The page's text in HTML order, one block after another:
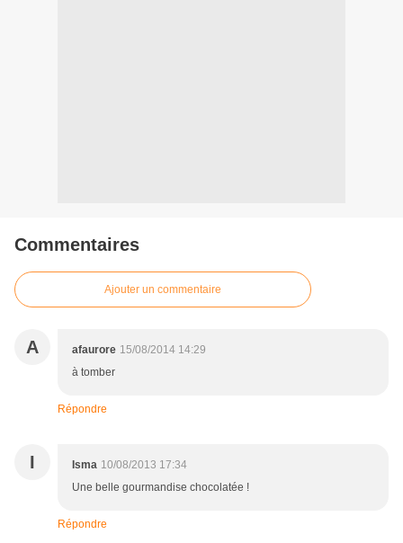
Commentaires
Ajouter un commentaire
A afaurore 15/08/2014 14:29
à tomber
Répondre
I Isma 10/08/2013 17:34
Une belle gourmandise chocolatée !
Répondre